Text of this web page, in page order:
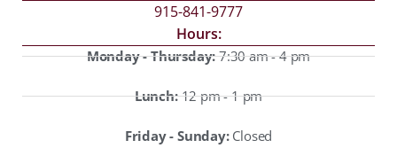
915-841-9777
Hours:
Monday - Thursday:7:30 am - 4 pm
Lunch:12 pm - 1 pm
Friday - Sunday:Closed